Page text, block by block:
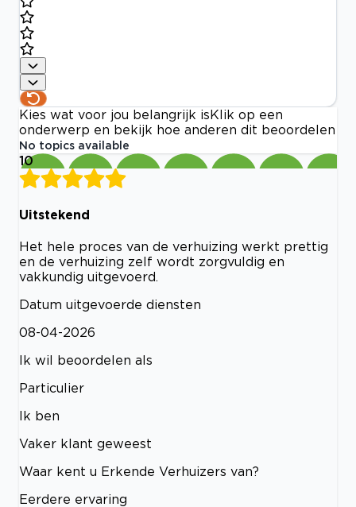
Kies wat voor jou belangrijk is Klik op een
onderwerp en bekijk hoe anderen dit beoordelen
No topics available
10
Uitstekend
Het hele proces van de verhuizing werkt prettig
en de verhuizing zelf wordt zorgvuldig en
vakkundig uitgevoerd.
Datum uitgevoerde diensten
08-04-2026
Ik wil beoordelen als
Particulier
Ik ben
Vaker klant geweest
Waar kent u Erkende Verhuizers van?
Eerdere ervaring